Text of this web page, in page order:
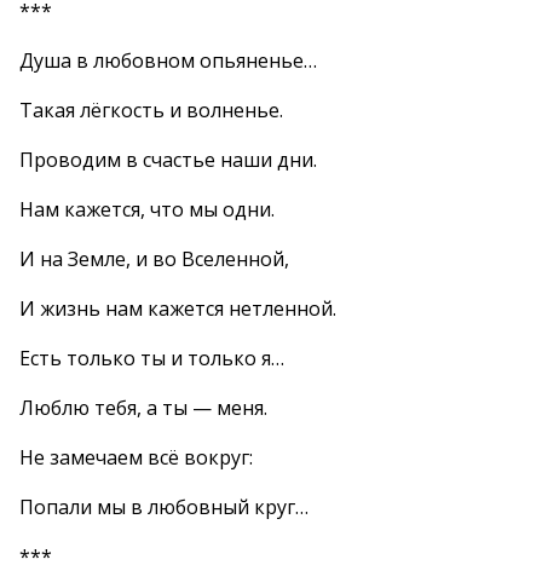
***
Душа в любовном опьяненье…
Такая лёгкость и волненье.
Проводим в счастье наши дни.
Нам кажется, что мы одни.
И на Земле, и во Вселенной,
И жизнь нам кажется нетленной.
Есть только ты и только я…
Люблю тебя, а ты — меня.
Не замечаем всё вокруг:
Попали мы в любовный круг…
***